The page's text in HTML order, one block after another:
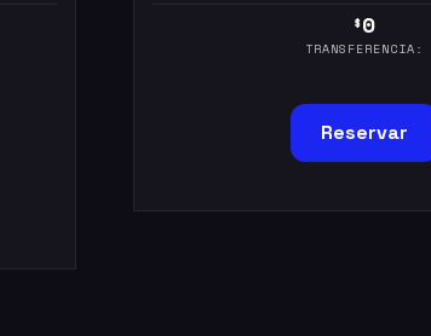
$0
TRANSFERENCIA:
Reservar